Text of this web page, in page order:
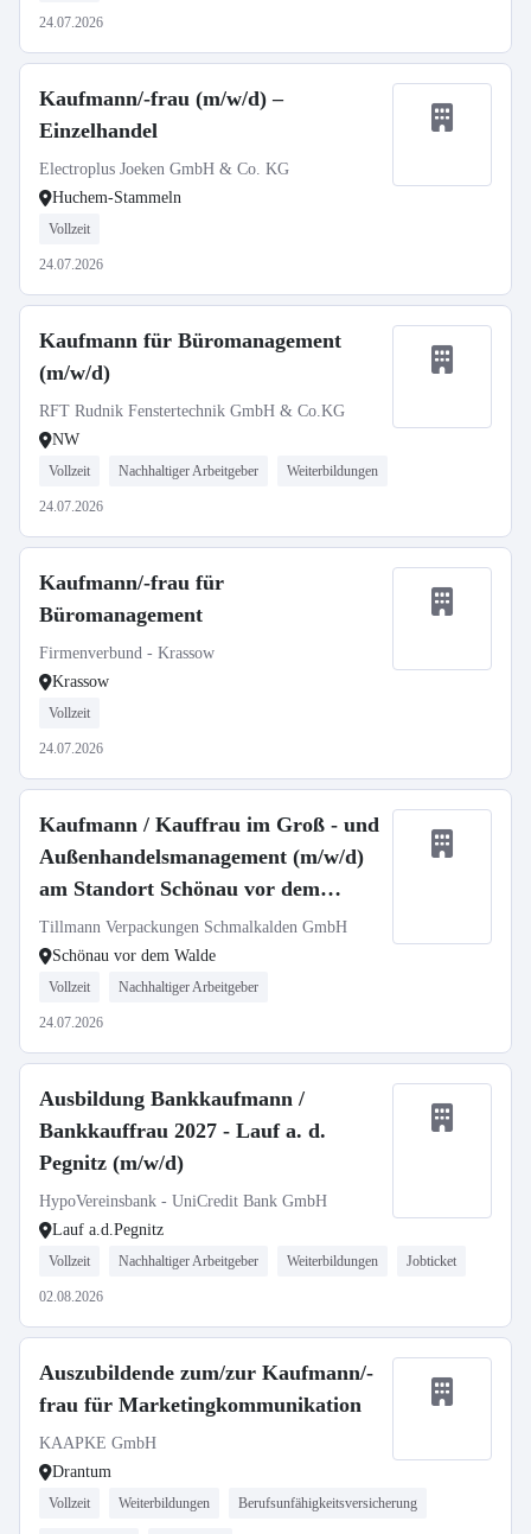
24.07.2026
Kaufmann/-frau (m/w/d) –
Einzelhandel
Electroplus Joeken GmbH & Co. KG
Huchem-Stammeln
Vollzeit
24.07.2026
Kaufmann für Büromanagement
(m/w/d)
RFT Rudnik Fenstertechnik GmbH & Co.KG
NW
Vollzeit Nachhaltiger Arbeitgeber Weiterbildungen
24.07.2026
Kaufmann/-frau für
Büromanagement
Firmenverbund - Krassow
Krassow
Vollzeit
24.07.2026
Kaufmann / Kauffrau im Groß - und
Außenhandelsmanagement (m/w/d)
am Standort Schönau vor dem
Walde
Tillmann Verpackungen Schmalkalden GmbH
Schönau vor dem Walde
Vollzeit Nachhaltiger Arbeitgeber
24.07.2026
Ausbildung Bankkaufmann /
Bankkauffrau 2027 - Lauf a. d.
Pegnitz (m/w/d)
HypoVereinsbank - UniCredit Bank GmbH
Lauf a.d.Pegnitz
Vollzeit Nachhaltiger Arbeitgeber Weiterbildungen Jobticket
02.08.2026
Auszubildende zum/zur Kaufmann/-
frau für Marketingkommunikation
KAAPKE GmbH
Drantum
Vollzeit Weiterbildungen Berufsunfähigkeitsversicherung